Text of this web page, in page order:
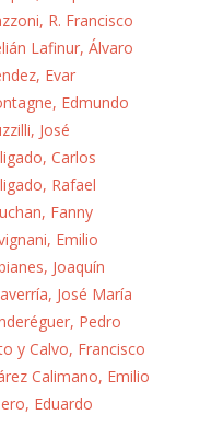
R. Francisco
Lafinur, Álvaro
Evar
Edmundo
José
Carlos
Rafael
Fanny
Emilio
Joaquín
José María
Pedro
y Calvo, Francisco
Calimano, Emilio
Eduardo